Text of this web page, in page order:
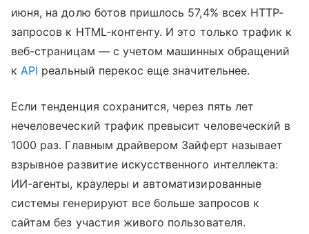
июня, на долю ботов пришлось 57,4% всех HTTP-
запросов к HTML-контенту. И это только трафик к
веб-страницам — с учетом машинных обращений
кAPI реальный перекос еще значительнее.
Если тенденция сохранится, через пять лет
нечеловеческий трафик превысит человеческий в
1000 раз. Главным драйвером Зайферт называет
взрывное развитие искусственного интеллекта:
ИИ-агенты, краулеры и автоматизированные
системы генерируют все больше запросов к
сайтам без участия живого пользователя.